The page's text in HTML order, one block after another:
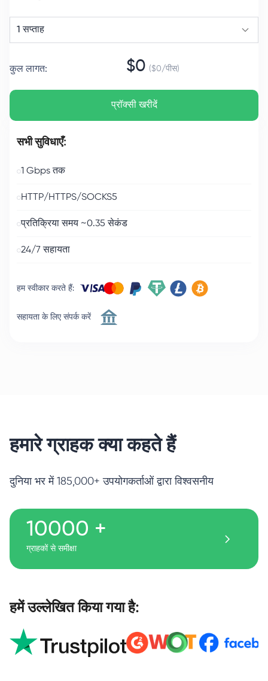
1 सप्ताह
कुल लागत: $0 ($0/पीस)
प्रॉक्सी खरीदें
सभी सुविधाएँ:
1 Gbps तक
HTTP/HTTPS/SOCKS5
प्रतिक्रिया समय ~0.35 सेकंड
24/7 सहायता
हम स्वीकार करते हैं:
सहायता के लिए संपर्क करें
हमारे ग्राहक क्या कहते हैं
दुनिया भर में 185,000+ उपयोगकर्ताओं द्वारा विश्वसनीय
10000 +
ग्राहकों से समीक्षा
हमें उल्लेखित किया गया है: